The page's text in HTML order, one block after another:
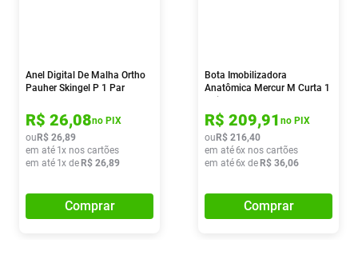
Anel Digital De Malha Ortho
Pauher Skingel P 1 Par
R$ 26,08no PIX
ou R$ 26,89
em até 1x nos cartões
em até 1x de R$ 26,89
Comprar
Bota Imobilizadora
Anatômica Mercur M Curta 1
R$ 209,91 no PIX
ou R$ 216,40
em até6x nos cartões
em até6x de R$ 36,06
Comprar